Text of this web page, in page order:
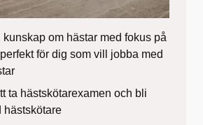
kunskap om hästar med fokus på
för dig som vill jobba med
ta hästskötarexamen och bli
hästskötare